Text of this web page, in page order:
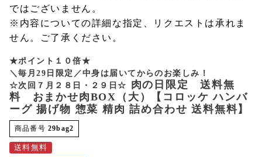
ではございません。
※内容についての詳細な指定、リクエストは承れま
せん。ご了承ください。
★ポイント１０倍★
＼毎月29日限定／中身は届いてからのお楽しみ！
☆次回７月２８日・２９日☆
肉の日限定 送料無
料 おまかせ肉BOX（大）【コロッケ ハンバ
ーグ 揚げ物 惣菜 精肉 詰め合わせ 送料無料】
商品番号 29bag2
送料無料